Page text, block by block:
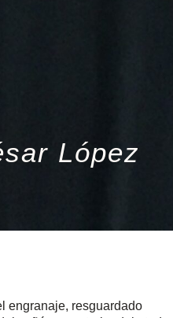
López
engranaje, resguardado